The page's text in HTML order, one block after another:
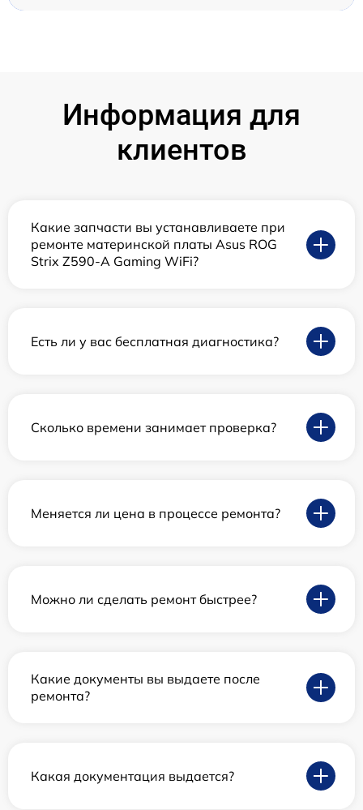
Информация для
клиентов
Какие запчасти вы устанавливаете при
ремонте материнской платы Asus ROG
Strix Z590-A Gaming WiFi?
Есть ли у вас бесплатная диагностика?
Сколько времени занимает проверка?
Меняется ли цена в процессе ремонта?
Можно ли сделать ремонт быстрее?
Какие документы вы выдаете после
ремонта?
Какая документация выдается?